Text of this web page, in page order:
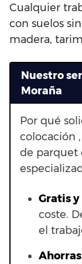
Cualquier
con suelos
madera,
Nuestro
Moraña
Por qué
colocación
de parquet
Gratis
coste.
el